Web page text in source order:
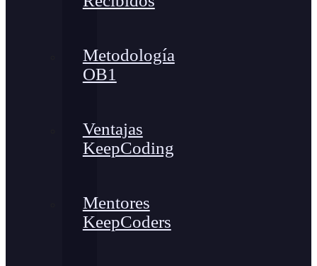
Metodología
OB1
Ventajas
KeepCoding
Mentores
KeepCoders